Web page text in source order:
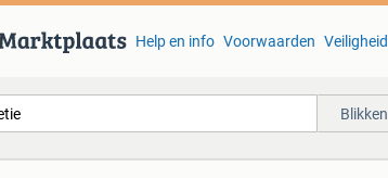
Help en info Voorwaarden
Blikken